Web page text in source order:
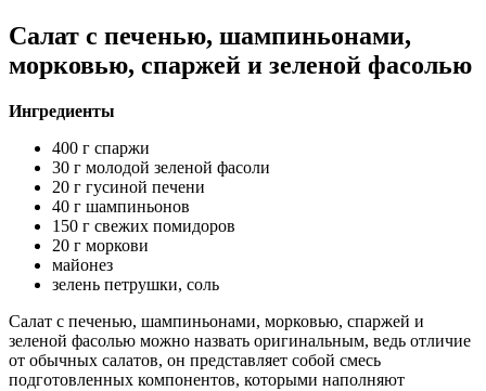
Салат с печенью, шампиньонами,
морковью, спаржей и зеленой фасолью
Ингредиенты
400 г спаржи
30 г молодой зеленой фасоли
20 г гусиной печени
40 г шампиньонов
150 г свежих помидоров
20 г моркови
майонез
зелень петрушки, соль
Салат с печенью, шампиньонами, морковью, спаржей и
зеленой фасолью можно назвать оригинальным, ведь отличие
от обычных салатов, он представляет собой смесь
подготовленных компонентов, которыми наполняют